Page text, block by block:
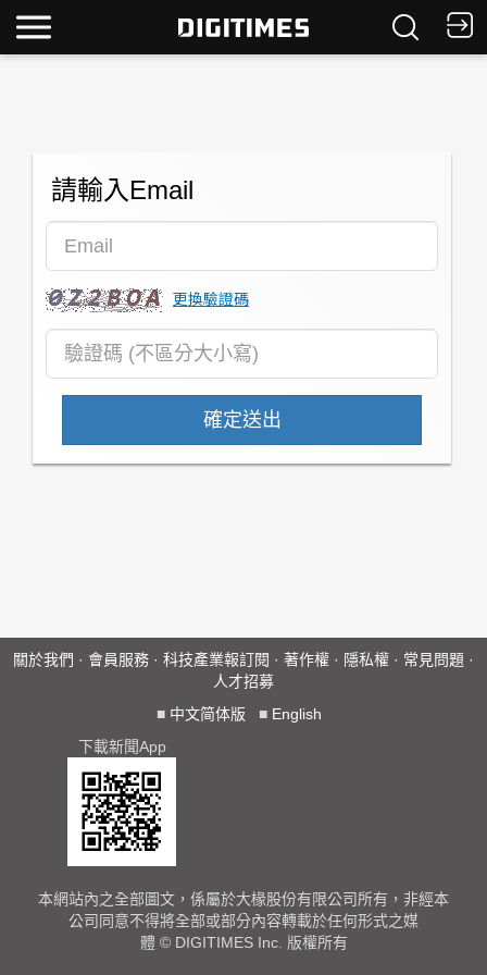
請輸入Email
更換驗證碼
確定送出
關於我們 · 會員服務 · 科技產業報訂閱 · 著作權 · 隱私權 · 常見問題 ·
人才招募
■ 中文简体版 ■ English
下載新聞App
本網站內之全部圖文，係屬於大椽股份有限公司所有，非經本
公司同意不得將全部或部分內容轉載於任何形式之媒
體 © DIGITIMES Inc. 版權所有